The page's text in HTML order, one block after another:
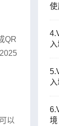
QR
以
使
境